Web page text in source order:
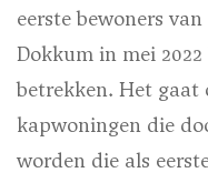
eerste bewoners
Dokkum in mei
betrekken. Het gaat
kapwoningen die
worden die als